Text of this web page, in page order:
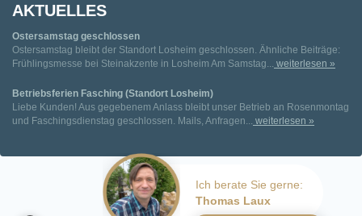
Ich berate Sie gerne:
Thomas Laux
AKTUELLES
Ostersamstag geschlossen
Ostersamstag bleibt der Standort Losheim geschlossen. Ähnliche Beiträge:
Frühlingsmesse bei Steinakzente in Losheim Am Samstag...
weiterlesen »
Betriebsferien Fasching (Standort Losheim)
Liebe Kunden! Aus gegebenem Anlass bleibt unser Betrieb an Rosenmontag
und Faschingsdienstag geschlossen. Mails, Anfragen...
weiterlesen »